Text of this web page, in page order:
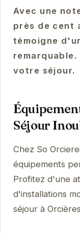
Avec une
près de cent
témoigne
votre séjour.
Séjour
Chez So
équipements
Profitez d'une
d'installations
séjour à